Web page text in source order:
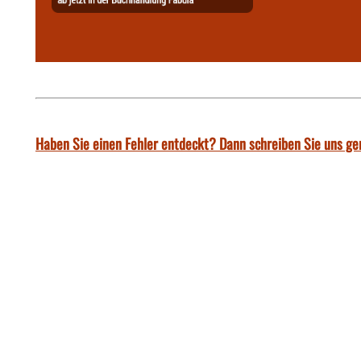
Haben Sie einen Fehler entdeckt? Dann schreiben Sie uns